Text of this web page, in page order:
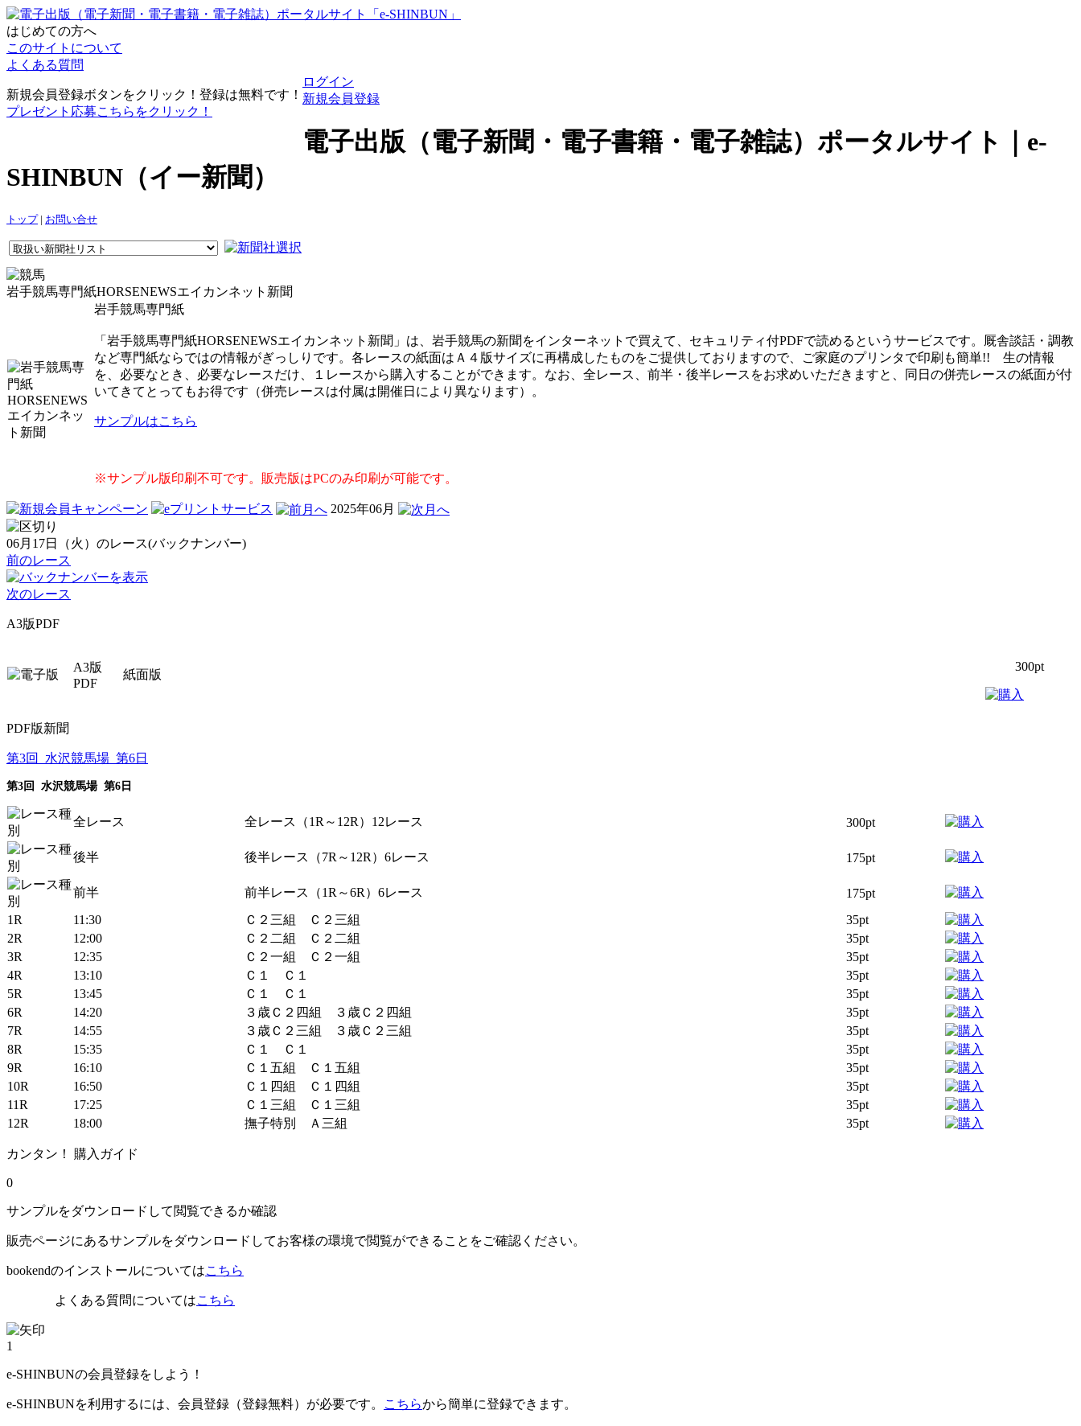
はじめての方へ
このサイトについて
よくある質問
新規会員登録ボタンをクリック！登録は無料です！
プレゼント応募こちらをクリック！
ログイン
新規会員登録
電子出版（電子新聞・電子書籍・電子雑誌）ポータルサイト｜e-
SHINBUN（イー新聞）
トップ| お問い合せ
岩手競馬専門紙HORSENEWSエイカンネット新聞
岩手競馬専門紙
「岩手競馬専門紙HORSENEWSエイカンネット新聞」は、岩手競馬の新聞をインターネットで買えて、セキュリティ付PDFで読めるというサービスです。厩舎談話・調教
など専門紙ならではの情報がぎっしりです。各レースの紙面はＡ４版サイズに再構成したものをご提供しておりますので、ご家庭のプリンタで印刷も簡単!! 生の情報
を、必要なとき、必要なレースだけ、１レースから購入することができます。なお、全レース、前半・後半レースをお求めいただきますと、同日の併売レースの紙面が付
いてきてとってもお得です（併売レースは付属は開催日により異なります）。
サンプルはこちら
※サンプル版印刷不可です。販売版はPCのみ印刷が可能です。
2025年06月
06月17日（火）のレース(バックナンバー)
前のレース
次のレース
A3版PDF
A3版
PDF
紙面版
300pt
PDF版新聞
第3回 水沢競馬場 第6日
第3回 水沢競馬場 第6日
全レース 全レース（1R～12R）12レース 300pt
後半 後半レース（7R～12R）6レース 175pt
前半 前半レース（1R～6R）6レース
175pt
1R
11:30 Ｃ２三組 Ｃ２三組
35pt
2R
12:00 Ｃ２二組 Ｃ２二組
35pt
3R
12:35 Ｃ２一組 Ｃ２一組
35pt
4R
13:10 Ｃ１ Ｃ１
35pt
5R
13:45 Ｃ１ Ｃ１
35pt
6R
14:20 ３歳Ｃ２四組 ３歳Ｃ２四組
35pt
7R
14:55 ３歳Ｃ２三組 ３歳Ｃ２三組
35pt
8R
15:35 Ｃ１ Ｃ１
35pt
9R
16:10 Ｃ１五組 Ｃ１五組
35pt
10R
16:50 Ｃ１四組 Ｃ１四組
35pt
11R
17:25 Ｃ１三組 Ｃ１三組
35pt
12R
18:00 撫子特別 Ａ三組 35pt
カンタン！ 購入ガイド
0
サンプルをダウンロードして閲覧できるか確認
販売ページにあるサンプルをダウンロードしてお客様の環境で閲覧ができることをご確認ください。
bookendのインストールについてはこちら
よくある質問についてはこちら
1
e-SHINBUNの会員登録をしよう！
e-SHINBUNを利用するには、会員登録（登録無料）が必要です。 こちらから簡単に登録できます。